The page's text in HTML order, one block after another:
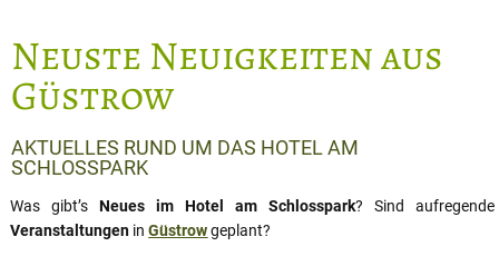
Neuste Neuigkeiten aus
Güstrow
AKTUELLES RUND UM DAS HOTEL AM
SCHLOSSPARK
Was gibt’sNeues im Hotel am Schlosspark? Sind aufregende
Veranstaltungen inGüstrowgeplant?